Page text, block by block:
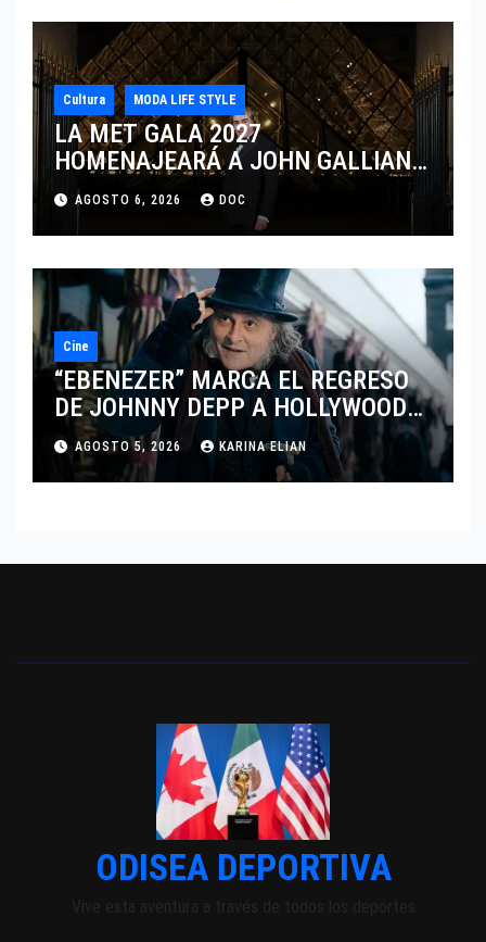
Cultura MODA LIFE STYLE
LA MET GALA 2027
HOMENAJEARÁ A JOHN GALLIANO
MARCANDO EL REGRESO DEL REY
DEL DRAMATISMO
AGOSTO 6, 2026 DOC
Cine
“EBENEZER” MARCA EL REGRESO
DE JOHNNY DEPP A HOLLYWOOD
TRAS SU PASO POR EL CINE
INDEPENDIENTE EUROPEO
AGOSTO 5, 2026 KARINA ELIAN
ODISEA DEPORTIVA
Vive esta aventura a través de todos los deportes